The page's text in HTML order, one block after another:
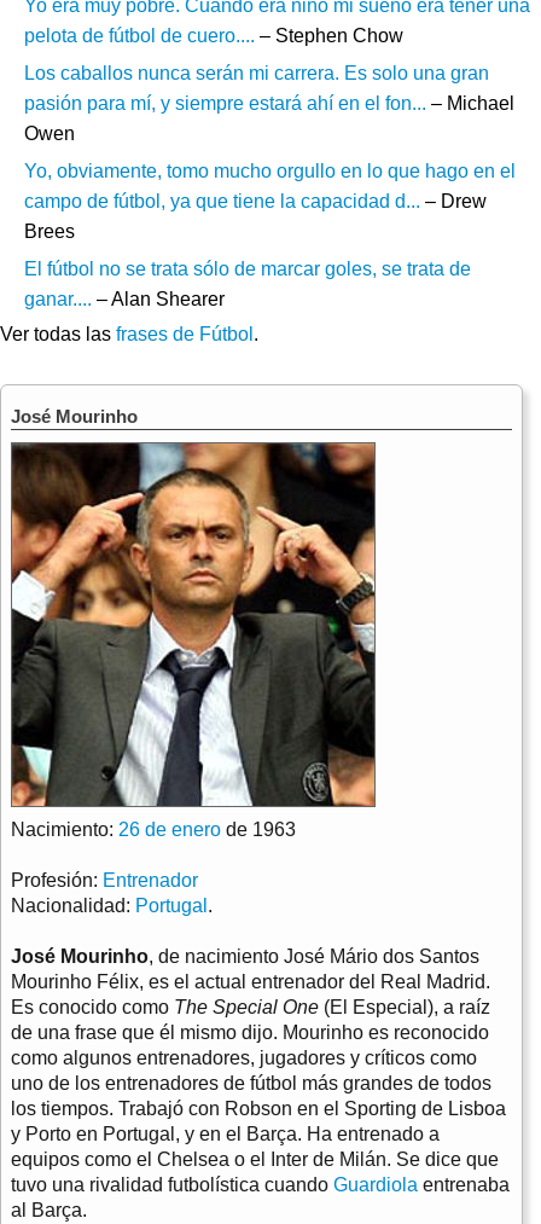
Yo era muy pobre. Cuando era niño mi sueño era tener una
pelota de fútbol de cuero.... – Stephen Chow
Los caballos nunca serán mi carrera. Es solo una gran
pasión para mí, y siempre estará ahí en el fon... – Michael
Owen
Yo, obviamente, tomo mucho orgullo en lo que hago en el
campo de fútbol, ya que tiene la capacidad d... – Drew
Brees
El fútbol no se trata sólo de marcar goles, se trata de
ganar.... – Alan Shearer
Ver todas las frases de Fútbol .
José Mourinho
Nacimiento: 26 de enero de 1963
Profesión: Entrenador
Nacionalidad: Portugal .
José Mourinho, de nacimiento José Mário dos Santos
Mourinho Félix, es el actual entrenador del Real Madrid.
Es conocido como The Special One (El Especial), a raíz
de una frase que él mismo dijo. Mourinho es reconocido
como algunos entrenadores, jugadores y críticos como
uno de los entrenadores de fútbol más grandes de todos
los tiempos. Trabajó con Robson en el Sporting de Lisboa
y Porto en Portugal, y en el Barça. Ha entrenado a
equipos como el Chelsea o el Inter de Milán. Se dice que
tuvo una rivalidad futbolística cuando Guardiola entrenaba
al Barça.